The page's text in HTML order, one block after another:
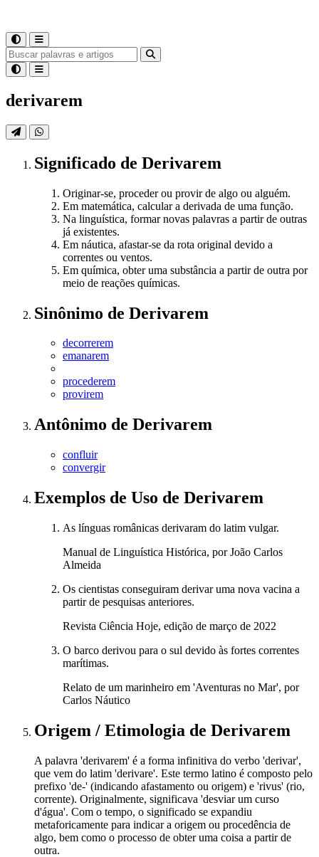
derivarem
Significado de Derivarem
Originar-se, proceder ou provir de algo ou alguém.
Em matemática, calcular a derivada de uma função.
Na linguística, formar novas palavras a partir de outras
já existentes.
Em náutica, afastar-se da rota original devido a
correntes ou ventos.
Em química, obter uma substância a partir de outra por
meio de reações químicas.
Sinônimo de Derivarem
decorrerem
emanarem
procederem
provirem
Antônimo de Derivarem
confluir
convergir
Exemplos de Uso de Derivarem
As línguas românicas derivaram do latim vulgar.
Manual de Linguística Histórica, por João Carlos
Almeida
Os cientistas conseguiram derivar uma nova vacina a
partir de pesquisas anteriores.
Revista Ciência Hoje, edição de março de 2022
O barco derivou para o sul devido às fortes correntes
marítimas.
Relato de um marinheiro em 'Aventuras no Mar', por
Carlos Náutico
Origem / Etimologia de Derivarem
A palavra 'derivarem' é a forma infinitiva do verbo 'derivar',
que vem do latim 'derivare'. Este termo latino é composto pelo
prefixo 'de-' (indicando afastamento ou origem) e 'rivus' (rio,
corrente). Originalmente, significava 'desviar um curso
d'água'. Com o tempo, o significado se expandiu
metaforicamente para indicar a origem ou procedência de
algo, bem como o processo de obter uma coisa a partir de
outra.